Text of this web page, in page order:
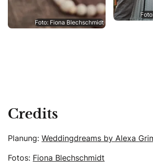
Foto: Fiona Blechschmidt
Credits
Planung: Weddingdreams by Alexa
Fotos: Fiona Blechschmidt